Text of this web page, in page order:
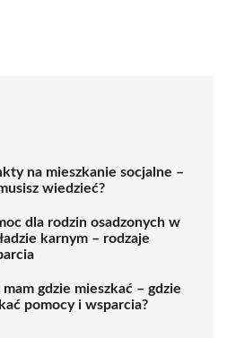
na mieszkanie socjalne –
wiedzieć?
dla rodzin osadzonych w
karnym – rodzaje
mam gdzie mieszkać – gdzie
pomocy i wsparcia?